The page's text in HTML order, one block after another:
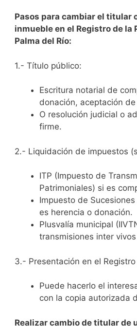
Pasos para cambiar el titular
inmueble en el Registro de la
Palma del Río:
1.- Título público:
Escritura notarial de
donación, aceptación
O resolución judicial o
firme.
2.- Liquidación de impuestos
ITP (Impuesto de
Patrimoniales) si es
Impuesto de
es herencia o donación.
Plusvalía municipal
transmisiones inter
3.- Presentación en el
Puede hacerlo el
con la copia autorizada
Realizar cambio de titular de